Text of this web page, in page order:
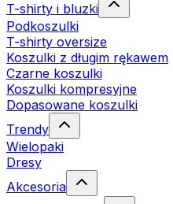
T-shirty i bluzki
Podkoszulki
T-shirty oversize
Koszulki z długim rękawem
Czarne koszulki
Koszulki kompresyjne
Dopasowane koszulki
Trendy
Wielopaki
Dresy
Akcesoria